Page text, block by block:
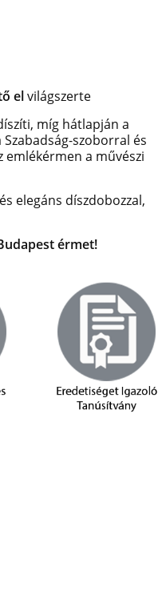
elvilágszerte
míg hátlapján a
szoborral és
emlékérmen a művészi
elegáns díszdobozzal,
érmet!